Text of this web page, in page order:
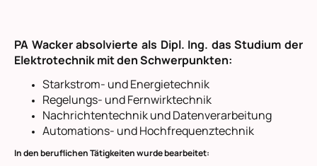
PA Wacker absolvierte als Dipl. Ing. das Studium der
Elektrotechnik mit den Schwerpunkten:
Starkstrom- und Energietechnik
Regelungs- und Fernwirktechnik
Nachrichtentechnik und Datenverarbeitung
Automations- und Hochfrequenztechnik
In den beruflichen Tätigkeiten wurde bearbeitet: